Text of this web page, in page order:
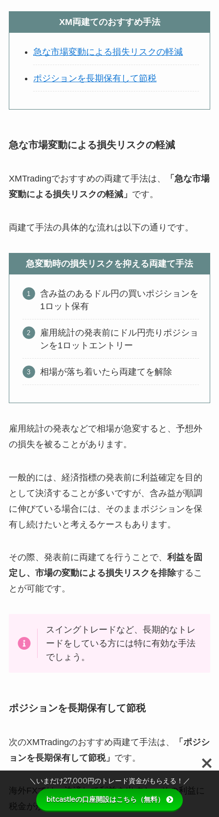
XM両建てのおすすめ手法
急な市場変動による損失リスクの軽減
ポジションを長期保有して節税
急な市場変動による損失リスクの軽減
XMTradingでおすすめの両建て手法は、
「急な市場
変動による損失リスクの軽減」 です。
両建て手法の具体的な流れは以下の通りです。
急変動時の損失リスクを抑える両建て手法
含み益のあるドル円の買いポジションを
1ロット保有
雇用統計の発表前にドル円売りポジショ
ンを1ロットエントリー
相場が落ち着いたら両建てを解除
雇用統計の発表などで相場が急変すると、予想外
の損失を被ることがあります。
一般的には、経済指標の発表前に利益確定を目的
として決済することが多いですが、含み益が順調
に伸びている場合には、そのままポジションを保
有し続けたいと考えるケースもあります。
その際、発表前に両建てを行うことで、 利益を固
定し、市場の変動による損失リスクを排除するこ
とが可能です。
スイングトレードなど、長期的なトレ
ードをしている方には特に有効な手法
でしょう。
ポジションを長期保有して節税
次のXMTradingのおすすめ両建て手法は、
「ポジシ
ョンを長期保有して節税」 です。
海外FXでは、決済して利益を出すと、その利益に
税金がかかります。
＼いまだけ27,000円のトレード資金がもらえる！／
bitcastleの口座開設はこちら（無料）